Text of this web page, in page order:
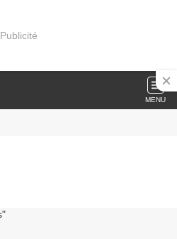
Publicité
MENU